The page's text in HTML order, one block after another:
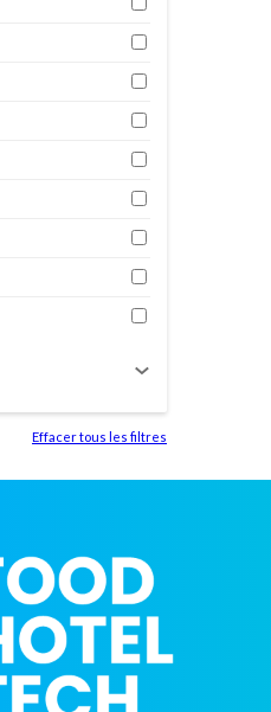
Effacer tous les filtres